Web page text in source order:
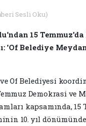
Sesli Oku)
15
'Of Belediye
Of Belediyesi
Demokrasi
kapsamında, 15
10. yıl